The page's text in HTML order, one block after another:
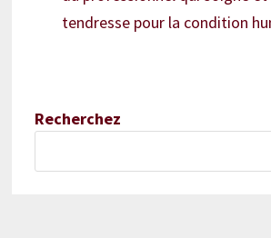
tendresse pour la condition
Recherchez